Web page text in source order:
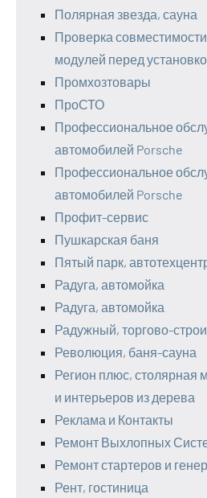
Полярная звезда, сауна
Проверка
модулей перед
Промхозтовары
ПроСТО
Профессиональное
автомобилей Porsche
Профессиональное
автомобилей Porsche
Профит-сервис
Пушкарская баня
Пятый парк,
Радуга, автомойка
Радуга, автомойка
Радужный, торгово-
Революция, баня-сауна
Регион плюс, столярная
и интерьеров из дерева
Реклама и Контакты
Ремонт Выхлопных
Ремонт стартеров и
Рент, гостиница